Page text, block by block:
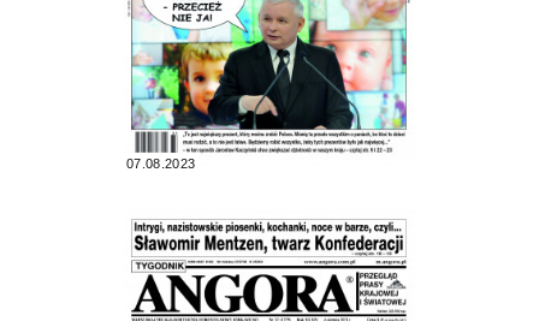
07.08.2023